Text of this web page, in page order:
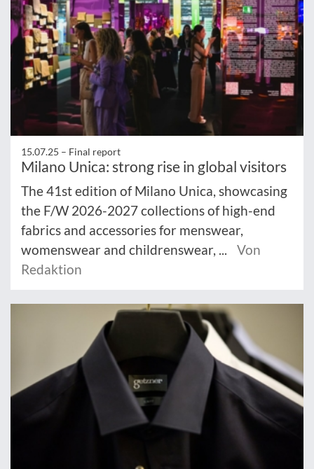
15.07.25 – Final report
Milano Unica: strong rise in global visitors
The 41st edition of Milano Unica, showcasing
the F/W 2026-2027 collections of high-end
fabrics and accessories for menswear,
womenswear and childrenswear, ...
Von
Redaktion